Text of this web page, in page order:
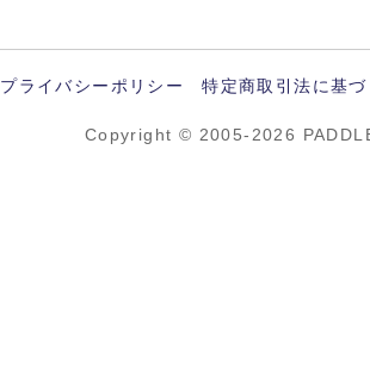
プライバシーポリシー 特定商取引法に基
Copyright © 2005-2026